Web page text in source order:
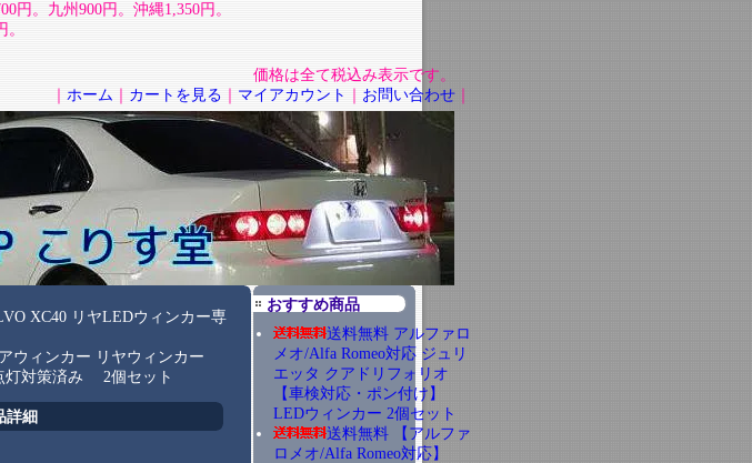
。九州900円。沖縄1,350円。
価格は全て税込み表示です。
ホーム カートを見る マイアカウント お問い合わせ
XC40 リヤLEDウィンカー専
ウィンカー リヤウィンカー
灯対策済み 2個セット
詳細
おすすめ商品
送料無料 アルファロ
メオ/Alfa Romeo対応 ジュリ
エッタ クアドリフォリオ
【車検対応・ポン付け】
LEDウィンカー 2個セット
送料無料 【アルファ
ロメオ/Alfa Romeo対応】